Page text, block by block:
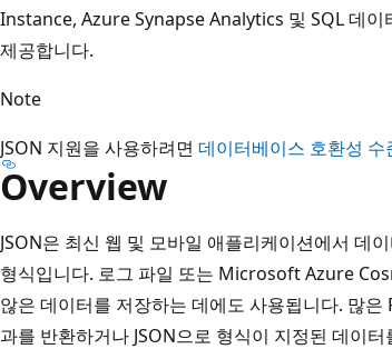
Instance, Azure Synapse Analytics 및 SQL 데이
제공합니다.
Note
JSON 지원을 사용하려면 데이터베이스 호환성 수
Overview
JSON은 최신 웹 및 모바일 애플리케이션에서 데
형식입니다. 로그 파일 또는 Microsoft Azure
않은 데이터를 저장하는 데에도 사용됩니다. 많은
과를 반환하거나 JSON으로 형식이 지정된 데이